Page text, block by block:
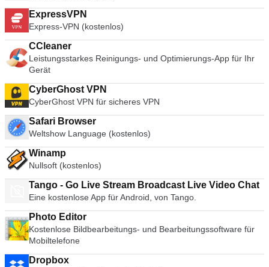
ExpressVPN
Express-VPN (kostenlos)
CCleaner
Leistungsstarkes Reinigungs- und Optimierungs-App für Ihr
Gerät
CyberGhost VPN
CyberGhost VPN für sicheres VPN
Safari Browser
Weltshow Language (kostenlos)
Winamp
Nullsoft (kostenlos)
Tango - Go Live Stream Broadcast Live Video Chat
Eine kostenlose App für Android, von Tango.
Photo Editor
Kostenlose Bildbearbeitungs- und Bearbeitungssoftware für
Mobiltelefone
Dropbox